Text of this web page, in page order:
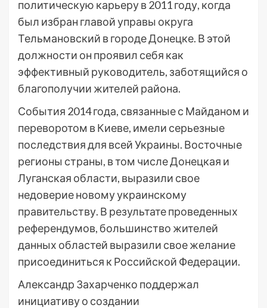
политическую карьеру в 2011 году, когда
был избран главой управы округа
Тельмановский в городе Донецке. В этой
должности он проявил себя как
эффективный руководитель, заботящийся о
благополучии жителей района.
События 2014 года, связанные с Майданом и
переворотом в Киеве, имели серьезные
последствия для всей Украины. Восточные
регионы страны, в том числе Донецкая и
Луганская области, выразили свое
недоверие новому украинскому
правительству. В результате проведенных
референдумов, большинство жителей
данных областей выразили свое желание
присоединиться к Российской Федерации.
Александр Захарченко поддержал
инициативу о создании